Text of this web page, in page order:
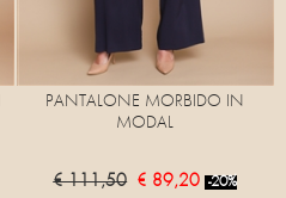
PANTALONE MORBIDO IN
MODAL
€ 111,50 € 89,20 -20%